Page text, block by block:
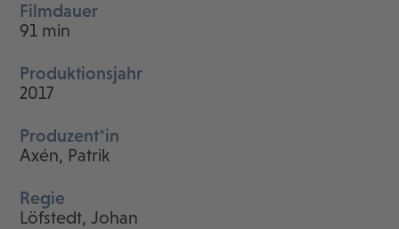
Filmdauer
91 min
Produktionsjahr
2017
Produzent*in
Axén, Patrik
Regie
Löfstedt, Johan